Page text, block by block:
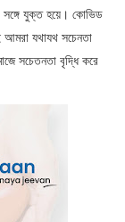
সঙ্গে যুক্ত হয়ে। কোভিড
আমরা যথাযথ সচেনতা
সচেতনতা বৃদ্ধি করে